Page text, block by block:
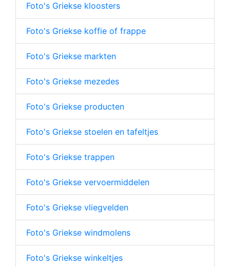
Foto's Griekse kloosters
Foto's Griekse koffie of frappe
Foto's Griekse markten
Foto's Griekse mezedes
Foto's Griekse producten
Foto's Griekse stoelen en tafeltjes
Foto's Griekse trappen
Foto's Griekse vervoermiddelen
Foto's Griekse vliegvelden
Foto's Griekse windmolens
Foto's Griekse winkeltjes